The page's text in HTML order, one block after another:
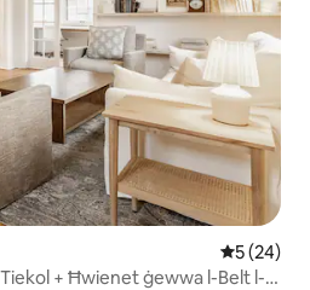
Rating
5 (24)
+ Ħwienet ġewwa l-Belt l-